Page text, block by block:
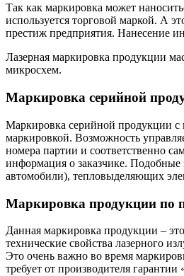
Так как маркировка может
используется торговой маркой. А
престиж предприятия. Нанесение
Лазерная маркировка продукции
микросхем.
Маркировка серийной
Маркировка серийной продукции с
маркировкой. Возможность
номера партии и соответственно
информация о заказчике.
автомобили), тепловыделяющих
Маркировка продукции по
Данная маркировка продукции –
технические свойства лазерного
Это очень важно во время
требует от производителя